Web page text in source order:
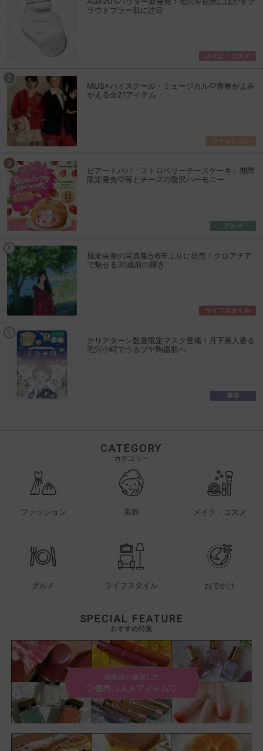
ラウドブラー肌に注目
メイク・コスメ
MUS×ハイスクール・ミュージカル♡青春がよみ
がえる全21アイテム
ファッション
ビアードパパ「ストロベリーチーズケーキ」期間
限定発売♡苺とチーズの贅沢ハーモニー
グルメ
堀未央奈の写真集が6年ぶりに発売！クロアチア
で魅せる30歳前の輝き
ライフスタイル
クリアターン数量限定マスク登場！月下美人香る
毛穴小町でうるツヤ陶器肌へ
美容
CATEGORY
カテゴリー
ファッション 美容 メイク・コスメ
グルメ ライフスタイル おでかけ
SPECIAL FEATURE
おすすめ特集